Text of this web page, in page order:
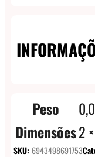
Peso
Dimensões2
SKU: 6943498691753